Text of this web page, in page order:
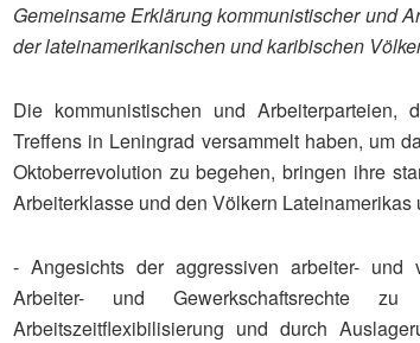
Gemeinsame Erklärung kommunistischer und
der lateinamerikanischen und karibischen
Die kommunistischen und
Treffens in Leningrad versammelt haben, um
Oktoberrevolution zu begehen, bringen ihre
Arbeiterklasse und den Völkern
- Angesichts der aggressiven arbeiter- und
Arbeiter- und Gewerkschaftsrechte
Arbeitszeitflexibilisierung und durch